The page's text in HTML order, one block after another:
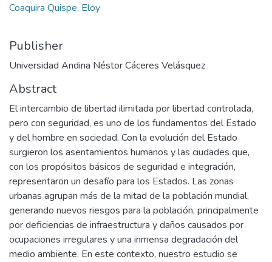
Coaquira Quispe, Eloy
Publisher
Universidad Andina Néstor Cáceres Velásquez
Abstract
El intercambio de libertad ilimitada por libertad controlada,
pero con seguridad, es uno de los fundamentos del Estado
y del hombre en sociedad. Con la evolución del Estado
surgieron los asentamientos humanos y las ciudades que,
con los propósitos básicos de seguridad e integración,
representaron un desafío para los Estados. Las zonas
urbanas agrupan más de la mitad de la población mundial,
generando nuevos riesgos para la población, principalmente
por deficiencias de infraestructura y daños causados por
ocupaciones irregulares y una inmensa degradación del
medio ambiente. En este contexto, nuestro estudio se